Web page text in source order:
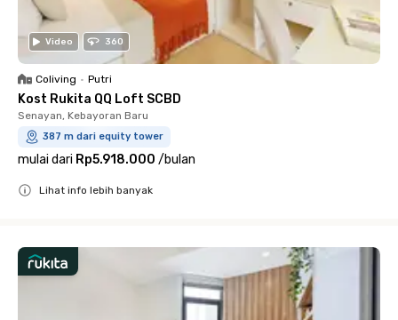
Video 360
Coliving • Putri
Kost Rukita QQ Loft SCBD
Senayan, Kebayoran Baru
387 m dari equity tower
mulai dari Rp5.918.000 /bulan
Lihat info lebih banyak